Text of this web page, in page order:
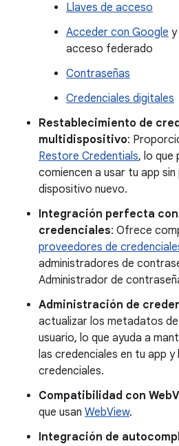
Llaves de acceso
Acceder con Google
acceso federado
Contraseñas
Credenciales digitales
Restablecimiento de
multidispositivo:
Restore Credentials, lo que
comiencen a usar tu app sin
dispositivo nuevo.
Integración perfecta
credenciales: Ofrece
proveedores de
administradores de
Administrador de
Administración de
actualizar los metadatos
usuario, lo que ayuda a
las credenciales en tu app
credenciales.
Compatibilidad con
que usan WebView.
Integración de